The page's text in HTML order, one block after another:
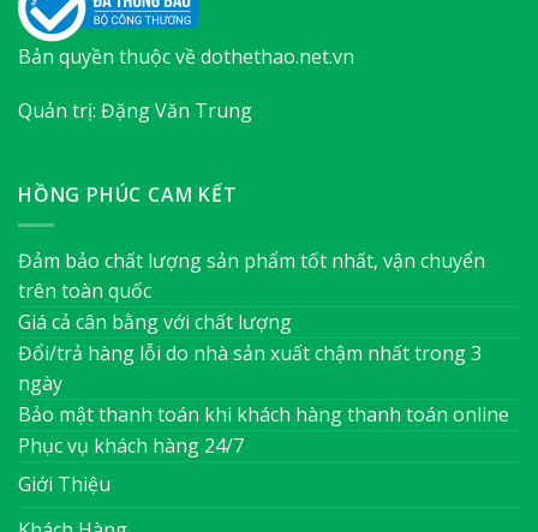
Bản quyền thuộc về dothethao.net.vn
Quản trị: Đặng Văn Trung
HỒNG PHÚC CAM KẾT
Đảm bảo chất lượng sản phẩm tốt nhất, vận chuyển
trên toàn quốc
Giá cả cân bằng với chất lượng
Đổi/trả hàng lỗi do nhà sản xuất chậm nhất trong 3
ngày
Bảo mật thanh toán khi khách hàng thanh toán online
Phục vụ khách hàng 24/7
Giới Thiệu